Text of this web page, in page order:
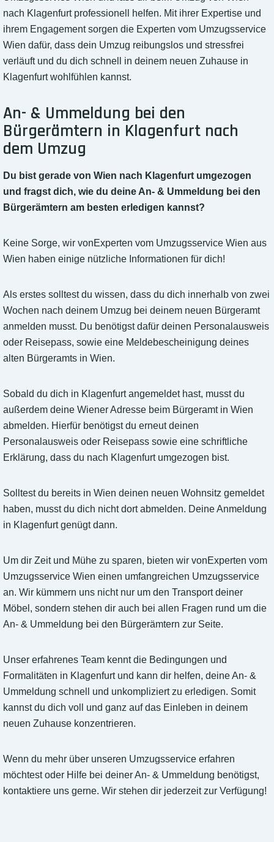
nach Klagenfurt professionell helfen. Mit ihrer Expertise und
ihrem Engagement sorgen die Experten vom Umzugsservice
Wien dafür, dass dein Umzug reibungslos und stressfrei
verläuft und du dich schnell in deinem neuen Zuhause in
Klagenfurt wohlfühlen kannst.
An- & Ummeldung bei den
Bürgerämtern in Klagenfurt nach
dem Umzug
Du bist gerade von Wien nach Klagenfurt umgezogen
und fragst dich, wie du deine An- & Ummeldung bei den
Bürgerämtern am besten erledigen kannst?
Keine Sorge, wir vonExperten vom Umzugsservice Wien aus
Wien haben einige nützliche Informationen für dich!
Als erstes solltest du wissen, dass du dich innerhalb von zwei
Wochen nach deinem Umzug bei deinem neuen Bürgeramt
anmelden musst. Du benötigst dafür deinen Personalausweis
oder Reisepass, sowie eine Meldebescheinigung deines
alten Bürgeramts in Wien.
Sobald du dich in Klagenfurt angemeldet hast, musst du
außerdem deine Wiener Adresse beim Bürgeramt in Wien
abmelden. Hierfür benötigst du erneut deinen
Personalausweis oder Reisepass sowie eine schriftliche
Erklärung, dass du nach Klagenfurt umgezogen bist.
Solltest du bereits in Wien deinen neuen Wohnsitz gemeldet
haben, musst du dich nicht dort abmelden. Deine Anmeldung
in Klagenfurt genügt dann.
Um dir Zeit und Mühe zu sparen, bieten wir vonExperten vom
Umzugsservice Wien einen umfangreichen Umzugsservice
an. Wir kümmern uns nicht nur um den Transport deiner
Möbel, sondern stehen dir auch bei allen Fragen rund um die
An- & Ummeldung bei den Bürgerämtern zur Seite.
Unser erfahrenes Team kennt die Bedingungen und
Formalitäten in Klagenfurt und kann dir helfen, deine An- &
Ummeldung schnell und unkompliziert zu erledigen. Somit
kannst du dich voll und ganz auf das Einleben in deinem
neuen Zuhause konzentrieren.
Wenn du mehr über unseren Umzugsservice erfahren
möchtest oder Hilfe bei deiner An- & Ummeldung benötigst,
kontaktiere uns gerne. Wir stehen dir jederzeit zur Verfügung!